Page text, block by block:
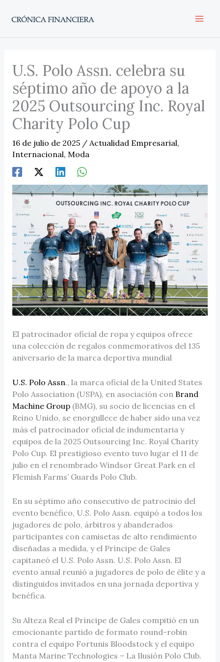
U.S. Polo Assn. celebra su
séptimo año de apoyo a la
2025 Outsourcing Inc. Royal
Charity Polo Cup
16 de julio de 2025 / Actualidad Empresarial,
Internacional, Moda
El patrocinador oficial de ropa y equipos ofrece
una colección de regalos conmemorativos del 135
aniversario de la marca deportiva mundial
U.S. Polo Assn., la marca oficial de la United States
Polo Association (USPA), en asociación con Brand
Machine Group(BMG), su socio de licencias en el
Reino Unido, se enorgullece de haber sido una vez
más el patrocinador oficial de indumentaria y
equipos de la 2025 Outsourcing Inc. Royal Charity
Polo Cup. El prestigioso evento tuvo lugar el 11 de
julio en el renombrado Windsor Great Park en el
Flemish Farms’ Guards Polo Club.
En su séptimo año consecutivo de patrocinio del
evento benéfico, U.S. Polo Assn. equipó a todos los
jugadores de polo, árbitros y abanderados
participantes con camisetas de alto rendimiento
diseñadas a medida, y el Príncipe de Gales
capitaneó el U.S. Polo Assn. U.S. Polo Assn. El
evento anual reunió a jugadores de polo de élite y a
distinguidos invitados en una jornada deportiva y
benéfica.
Su Alteza Real el Príncipe de Gales compitió en un
emocionante partido de formato round-robin
contra el equipo Fortunis Bloodstock y el equipo
Manta Marine Technologies – La Ilusión Polo Club.